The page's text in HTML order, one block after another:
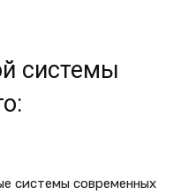
системы
системы современных